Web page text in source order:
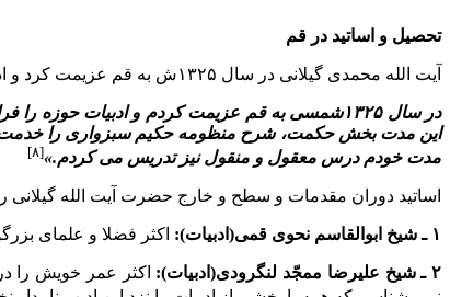
تحصیل و اساتید در قم
آیت الله محمدى گیلانى در سال ۱۳۲۵ش به قم عزیمت کرد و ادبیات و سطوح را در این حوزه به پایان رساند. او مى نویسد:
در سال ۱۳۲۵شمسى به قم عزیمت کردم و ادبیات
مدت خودم درس معقول و منقول نیز تدریس مى کردم.»[۸]
اساتید دوران مقدمات و سطح و خارج حضرت آیت الله گیلانى
۱ ـ شیخ ابوالقاسم نحوى قمى(ادبیات): اکثر فضلا و علماى
۲ ـ شیخ علیرضا ممجّد لنگرودى(ادبیات):
اکثر عمر خویش را